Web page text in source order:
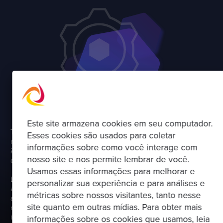
Este site armazena cookies em seu computador.
Esses cookies são usados para coletar
informações sobre como você interage com
nosso site e nos permite lembrar de você.
Usamos essas informações para melhorar e
personalizar sua experiência e para análises e
métricas sobre nossos visitantes, tanto nesse
site quanto em outras mídias. Para obter mais
informações sobre os cookies que usamos, leia
Trabalhamos com o varejo de moda on-line líder, ASOS, para
migrar e modernizar seus sistemas legados no local para atender
à crescente demanda do cliente e garantir o desempenho
durante os períodos de pico de compras.
Em nosso guia, abordamos estratégias para migrar seus
aplicativos para a nuvem e como aplicar a modernização de
aplicativos como parte do processo. Além disso, o impacto que a
modernização tem sobre as pessoas e habilidades e como
identificar quando é o momento certo para o seu negócio.